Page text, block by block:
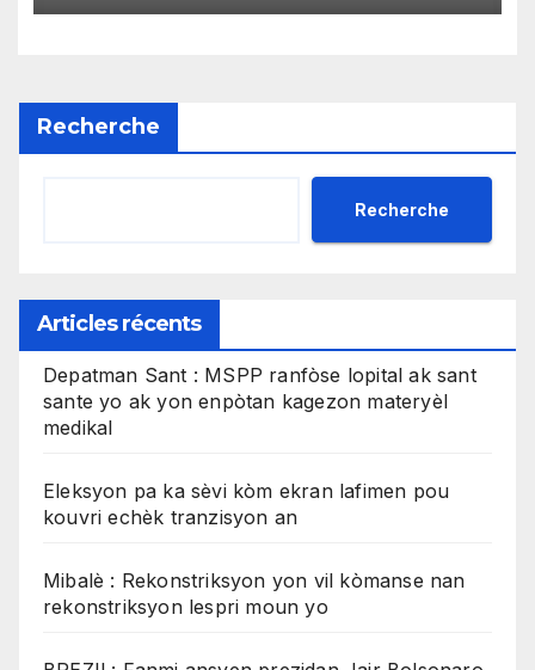
gratis
Recherche
Recherche
Articles récents
Depatman Sant : MSPP ranfòse lopital ak sant
sante yo ak yon enpòtan kagezon materyèl
medikal
Eleksyon pa ka sèvi kòm ekran lafimen pou
kouvri echèk tranzisyon an
Mibalè : Rekonstriksyon yon vil kòmanse nan
rekonstriksyon lespri moun yo